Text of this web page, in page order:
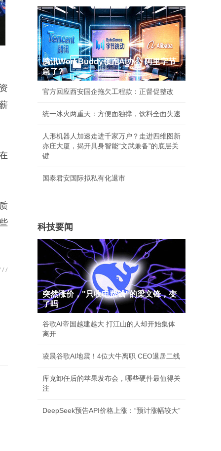
腾讯WorkBuddy领跑AI办公 阿里字节
急了?
官方回应西安国企拖欠工程款：正督促整改
统一冰火两重天：方便面独撑，饮料全面失速
人形机器人加速走进千家万户？走进四维图新
亦庄大厦，揭开具身智能“文武兼备”的底层关
键
国泰君安国际拟私有化退市
科技要闻
突然涨价，"只收电费钱"的梁文锋，变
了吗
谷歌AI帝国越建越大 打江山的人却开始集体
离开
凌晨谷歌AI地震！4位大牛离职 CEO退居二线
库克卸任后的苹果发布会，哪些硬件最值得关
注
DeepSeek预告API价格上涨：“预计涨幅较大”